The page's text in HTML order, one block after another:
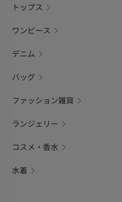
トップス
ワンピース
デニム
バッグ
ファッション雑貨
ランジェリー
コスメ・香水
水着